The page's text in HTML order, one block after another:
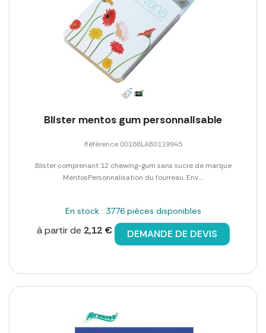
Blister mentos gum personnalisable
Référence 00168LAB0119945
Blister comprenant 12 chewing-gum sans sucre de marque
MentosPersonnalisation du fourreau. Env....
En stock : 3776 pièces disponibles
à partir de 2,12 € DEMANDE DE DEVIS